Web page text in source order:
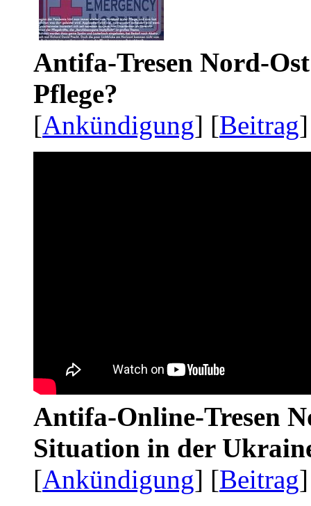
Antifa-Tresen Nord-
Pflege?
[Ankündigung] [Beitrag
Antifa-Online-Tresen
Situation in der
[Ankündigung] [Beitrag